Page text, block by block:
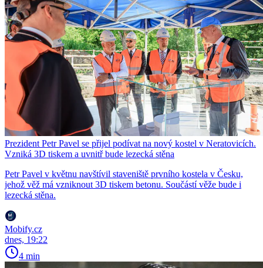
Prezident Petr Pavel se přijel podívat na nový kostel v Neratovicích.
Vzniká 3D tiskem a uvnitř bude lezecká stěna
Petr Pavel v květnu navštívil staveniště prvního kostela v Česku,
jehož věž má vzniknout 3D tiskem betonu. Součástí věže bude i
lezecká stěna.
Mobify.cz
dnes, 19:22
4 min